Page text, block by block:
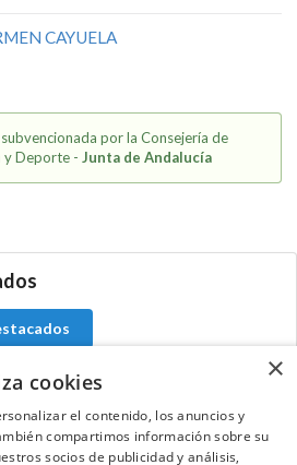
CAYUELA
por la Consejería de
y Deporte - Junta de Andalucía
el equipo de NextCaddy
×
cookies
el contenido, los anuncios y
compartimos información sobre su
socios de publicidad y análisis,